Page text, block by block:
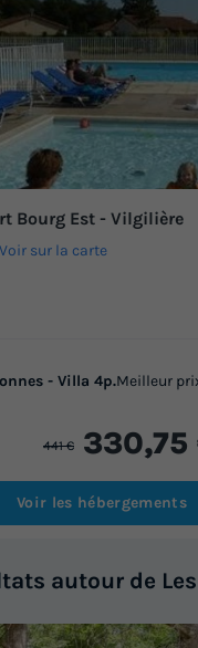
Bourg Est - Vilgilière
Voir sur la carte
- Villa 4p.Meilleur
441 € 330,75
Voir les hébergements
autour de Les